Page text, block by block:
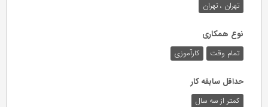
تهران ، تهران
نوع همکاری
تمام وقت کارآموزی
حداقل سابقه کار
کمتر از سه سال